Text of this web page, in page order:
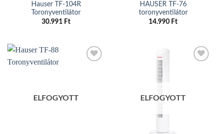
Hauser TF-104R
Toronyventilátor
30.991 Ft
HAUSER TF-76
toronyventilátor
14.990 Ft
ELFOGYOTT ELFOGYOTT